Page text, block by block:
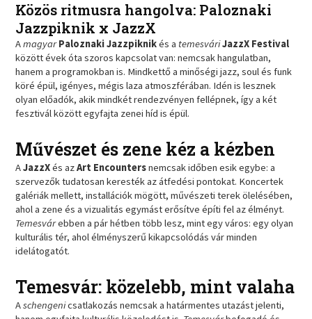
Közös ritmusra hangolva: Paloznaki
Jazzpiknik x JazzX
Amagyar Paloznaki Jazzpiknikés a temesváriJazzX Festival
között évek óta szoros kapcsolat van: nemcsak hangulatban,
hanem a programokban is. Mindkettő a minőségi jazz, soul és funk
köré épül, igényes, mégis laza atmoszférában. Idén is lesznek
olyan előadók, akik mindkét rendezvényen fellépnek, így a két
fesztivál között egyfajta zenei híd is épül.
Művészet és zene kéz a kézben
AJazzXés azArt Encountersnemcsak időben esik egybe: a
szervezők tudatosan keresték az átfedési pontokat. Koncertek
galériák mellett, installációk mögött, művészeti terek ölelésében,
ahol a zene és a vizualitás egymást erősítve építi fel az élményt.
Temesvárebben a pár hétben több lesz, mint egy város: egy olyan
kulturális tér, ahol élményszerű kikapcsolódás vár minden
idelátogatót.
Temesvár: közelebb, mint valaha
Aschengenicsatlakozás nemcsak a határmentes utazást jelenti,